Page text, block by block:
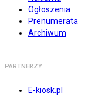
Ogłoszenia
Prenumerata
Archiwum
PARTNERZY
E-kiosk.pl